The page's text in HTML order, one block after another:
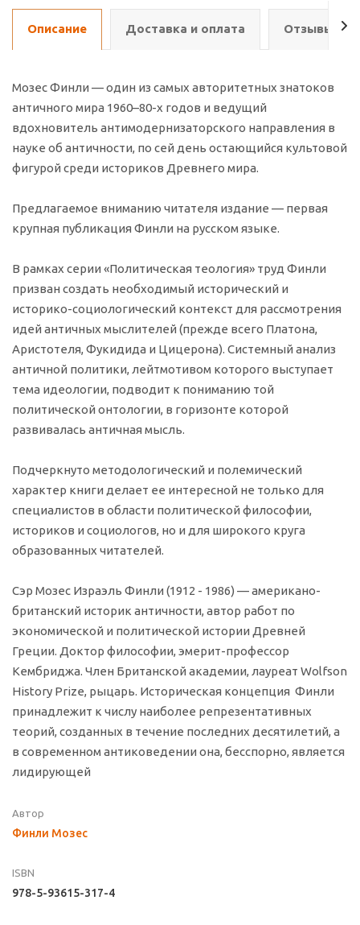
Описание Доставка и оплата Отзывы о
Мозес Финли — один из самых авторитетных знатоков
античного мира 1960–80-х годов и ведущий
вдохновитель антимодернизаторского направления в
науке об античности, по сей день остающийся культовой
фигурой среди историков Древнего мира.
Предлагаемое вниманию читателя издание — первая
крупная публикация Финли на русском языке.
В рамках серии «Политическая теология» труд Финли
призван создать необходимый исторический и
историко-социологический контекст для рассмотрения
идей античных мыслителей (прежде всего Платона,
Аристотеля, Фукидида и Цицерона). Системный анализ
античной политики, лейтмотивом которого выступает
тема идеологии, подводит к пониманию той
политической онтологии, в горизонте которой
развивалась античная мысль.
Подчеркнуто методологический и полемический
характер книги делает ее интересной не только для
специалистов в области политической философии,
историков и социологов, но и для широкого круга
образованных читателей.
Сэр Мозес Израэль Финли (1912 - 1986) — американо-
британский историк античности, автор работ по
экономической и политической истории Древней
Греции. Доктор философии, эмерит-профессор
Кембриджа. Член Британской академии, лауреат Wolfson
History Prize, рыцарь. Историческая концепция Финли
принадлежит к числу наиболее репрезентативных
теорий, созданных в течение последних десятилетий, а
в современном антиковедении она, бесспорно, является
лидирующей
Автор
Финли Мозес
ISBN
978-5-93615-317-4